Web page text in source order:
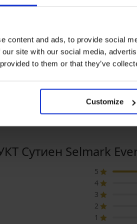
content and ads, to provide social
site with our social media,
to them or that they’ve
Customize
-25% ALL25
Dotted Mesh II
40,99 €(80,17 лв.)
код: ALL25
Сутиен Selmark
5
4
3
2
1